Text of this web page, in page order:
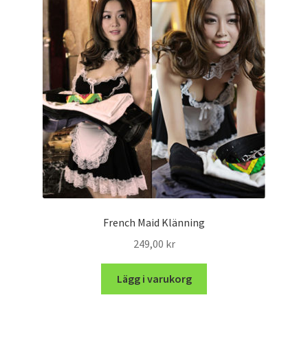
French Maid Klänning
249,00 kr
Lägg i varukorg